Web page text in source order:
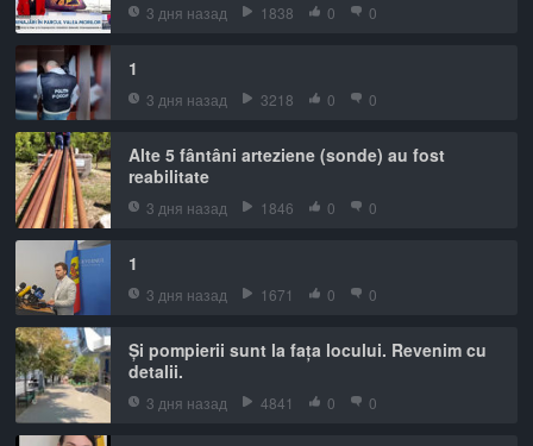
3 дня назад 1838 0 0
1
3 дня назад 3218 0 0
Alte 5 fântâni arteziene (sonde) au fost
reabilitate
3 дня назад 1846 0 0
1
3 дня назад 1671 0 0
Și pompierii sunt la fața locului. Revenim cu
detalii.
3 дня назад 4841 0 0